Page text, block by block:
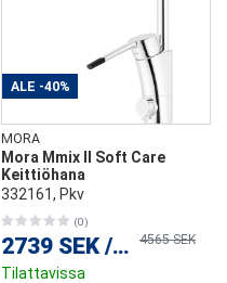
ALE -40%
MORA
Mora Mmix II Soft Care
Keittiöhana
332161, Pkv
(0)
2739 SEK / kpl4565 SEK
Tilattavissa